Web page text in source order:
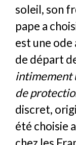
soleil, son
pape a
est une
de départ
intimement
de
discret,
été choisie